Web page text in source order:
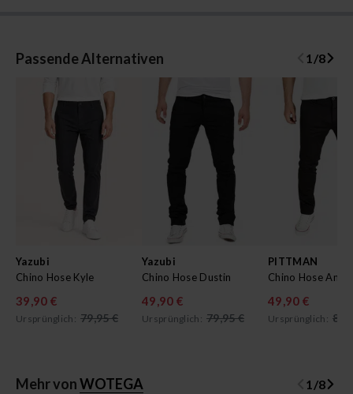
Passende Alternativen 1/8
Yazubi
Chino Hose Kyle
39,90 €
Ursprünglich: 79,95 €
Yazubi
Chino Hose Dustin
49,90 €
Ursprünglich: 79,95 €
PITTMAN
Chino Hose
49,90 €
Ursprünglich:
Mehr vonWOTEGA 1 /8